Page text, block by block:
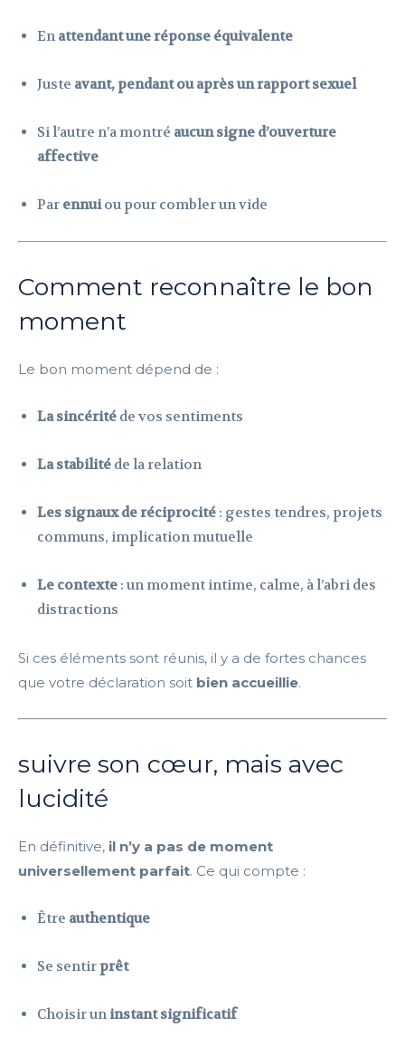
En attendant une réponse équivalente
Juste avant, pendant ou après un rapport sexuel
Si l’autre n’a montré aucun signe d’ouverture
affective
Par ennuiou pour combler un vide
Comment reconnaître le bon
moment
Le bon moment dépend de :
La sincérité de vos sentiments
La stabilité de la relation
Les signaux de réciprocité : gestes tendres, projets
communs, implication mutuelle
Le contexte : un moment intime, calme, à l’abri des
distractions
Si ces éléments sont réunis, il y a de fortes chances
que votre déclaration soit bien accueillie.
suivre son cœur, mais avec
lucidité
En définitive, il n’y a pas de moment
universellement parfait. Ce qui compte :
Être authentique
Se sentirprêt
Choisir un instant significatif